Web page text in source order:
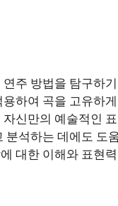
주 방법을 탐구하
하여 곡을 고유하
신만의 예술적인
석하는 데에도 도
대한 이해와 표현